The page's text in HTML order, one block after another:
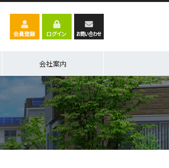
会社案内